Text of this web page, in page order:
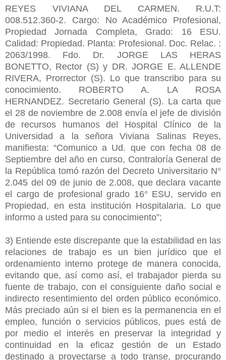
REYES VIVIANA DEL CARMEN. R.U.T:
008.512.360-2. Cargo: No Académico Profesional,
Propiedad Jornada Completa, Grado: 16 ESU.
Calidad: Propiedad. Planta: Profesional. Doc. Relac. :
2063/1998. Fdo. Dr. JORGE LAS HERAS
BONETTO, Rector (S) y DR. JORGE E. ALLENDE
RIVERA, Prorrector (S). Lo que transcribo para su
conocimiento. ROBERTO A. LA ROSA
HERNANDEZ. Secretario General (S). La carta que
el 28 de noviembre de 2.008 envía el jefe de división
de recursos humanos del Hospital Clínico de la
Universidad a la señora Viviana Salinas Reyes,
manifiesta: “Comunico a Ud. que con fecha 08 de
Septiembre del año en curso, Contraloría General de
la República tomó razón del Decreto Universitario N°
2.045 del 09 de junio de 2.008, que declara vacante
el cargo de profesional grado 16° ESU, servido en
Propiedad, en esta institución Hospitalaria. Lo que
informo a usted para su conocimiento”;
3) Entiende este discrepante que la estabilidad en las
relaciones de trabajo es un bien jurídico que el
ordenamiento interno protege de manera conocida,
evitando que, así como así, el trabajador pierda su
fuente de trabajo, con el consiguiente daño social e
indirecto resentimiento del orden público económico.
Más preciado aún si el bien es la permanencia en el
empleo, función o servicios públicos, pues está de
por medio el interés en preservar la integridad y
continuidad en la eficaz gestión de un Estado
destinado a proyectarse a todo transe, procurando